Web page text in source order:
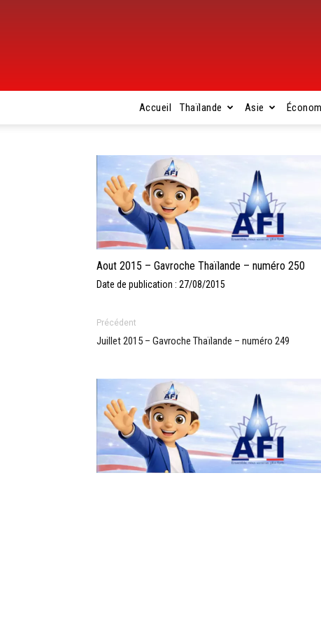
Accueil Thaïlande Asie
Aout 2015 – Gavroche Thaïlande – numéro 250
Date de publication : 27/08/2015
Précédent
Juillet 2015 – Gavroche Thaïlande – numéro 249